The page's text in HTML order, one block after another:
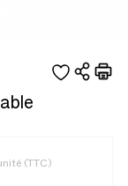
(TTC)